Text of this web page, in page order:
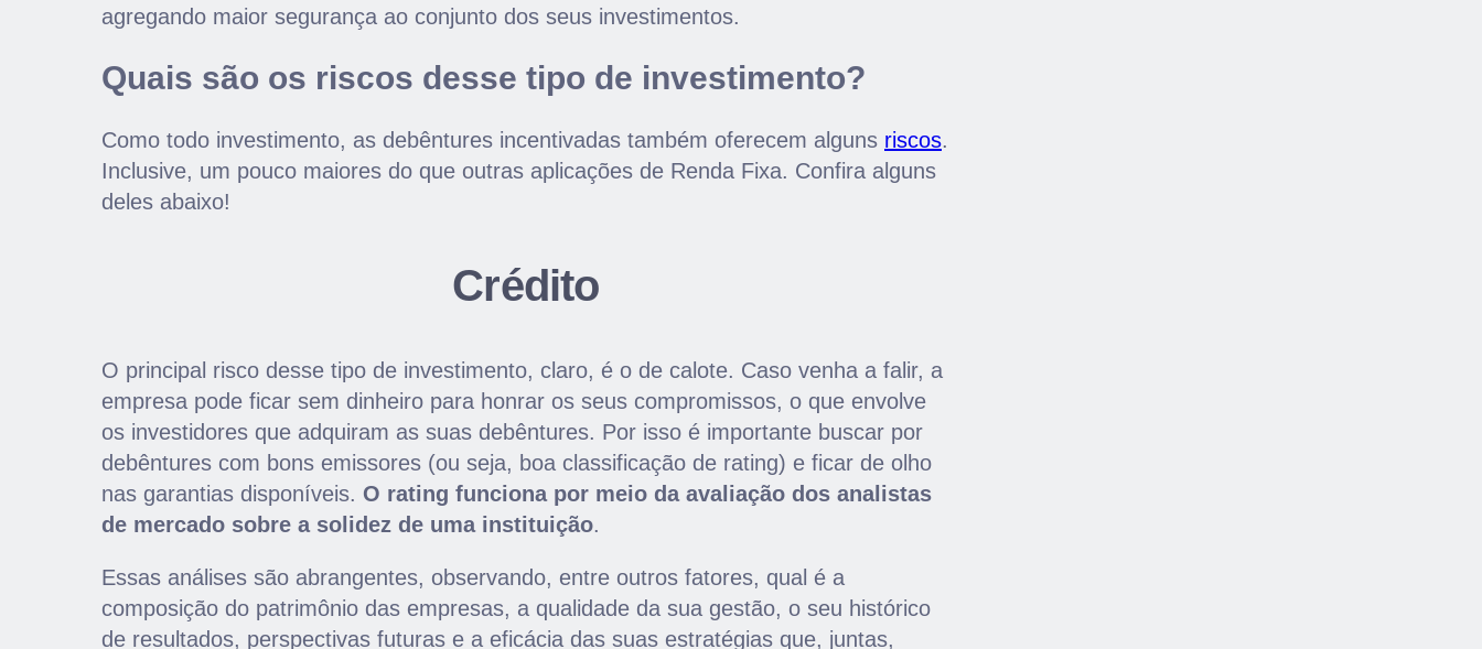
agregando maior segurança ao conjunto dos seus investimentos.
Quais são os riscos desse tipo de investimento?
Como todo investimento, as debêntures incentivadas também oferecem alguns riscos.
Inclusive, um pouco maiores do que outras aplicações de Renda Fixa. Confira alguns
deles abaixo!
Crédito
O principal risco desse tipo de investimento, claro, é o de calote. Caso venha a falir, a
empresa pode ficar sem dinheiro para honrar os seus compromissos, o que envolve
os investidores que adquiram as suas debêntures. Por isso é importante buscar por
debêntures com bons emissores (ou seja, boa classificação de rating) e ficar de olho
nas garantias disponíveis. O rating funciona por meio da avaliação dos analistas
de mercado sobre a solidez de uma instituição.
Essas análises são abrangentes, observando, entre outros fatores, qual é a
composição do patrimônio das empresas, a qualidade da sua gestão, o seu histórico
de resultados, perspectivas futuras e a eficácia das suas estratégias que, juntas,